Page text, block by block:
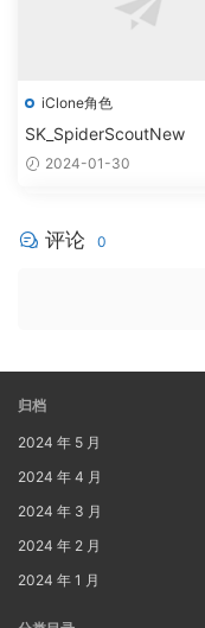
iClone角色
SK_SpiderScoutNew
2024-01-30
评论 0
归档
2024 年 5 月
2024 年 4 月
2024 年 3 月
2024 年 2 月
2024 年 1 月